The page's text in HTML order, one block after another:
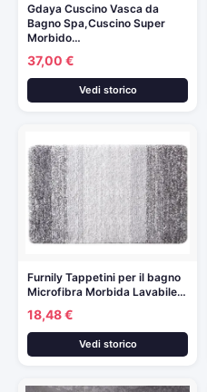
Gdaya Cuscino Vasca da
Bagno Spa,Cuscino Super
Morbido…
37,00 €
Vedi storico
Furnily Tappetini per il bagno
Microfibra Morbida Lavabile…
18,48 €
Vedi storico